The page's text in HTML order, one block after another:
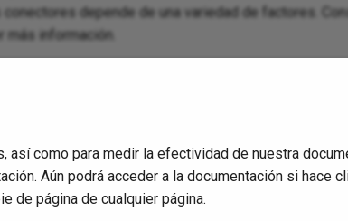
depende de una variedad de factores.
más información.
como para medir la efectividad de nuestra
Aún podrá acceder a la documentación si hace
de página de cualquier página.